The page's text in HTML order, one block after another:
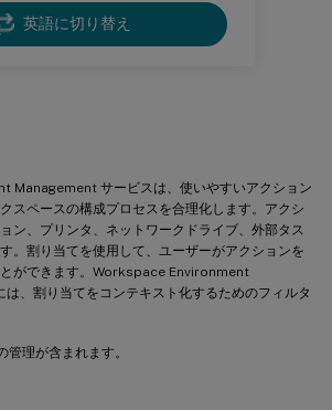
英語に切り替え
Management サービスは、使いやすいアクション
スペースの構成プロセスを合理化します。アクシ
ン、プリンタ、ネットワークドライブ、外部タス
。割り当てを使用して、ユーザーがアクションを
ができます。Workspace Environment
、割り当てをコンテキスト化するためのフィルタ
管理が含まれます。